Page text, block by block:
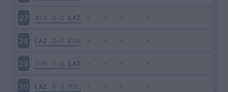
27 ATA 3-2 LAZ
28 LAZ 2-1 FIO
29 TOR 1-2 LAZ
30 LAZ 0-3 MIL